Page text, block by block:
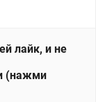
лайк, и не
(нажми